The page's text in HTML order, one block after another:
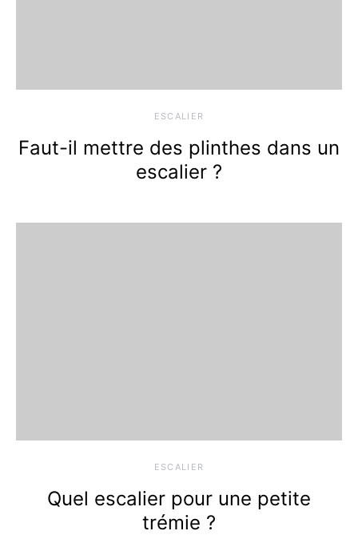
ESCALIER
Faut-il mettre des plinthes dans un
escalier ?
ESCALIER
Quel escalier pour une petite
trémie ?